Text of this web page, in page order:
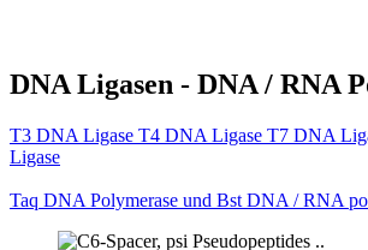
DNA Ligasen - DNA / RNA
T3 DNA Ligase T4 DNA Ligase T7 DNA
Ligase
Taq DNA Polymerase und Bst DNA / RNA